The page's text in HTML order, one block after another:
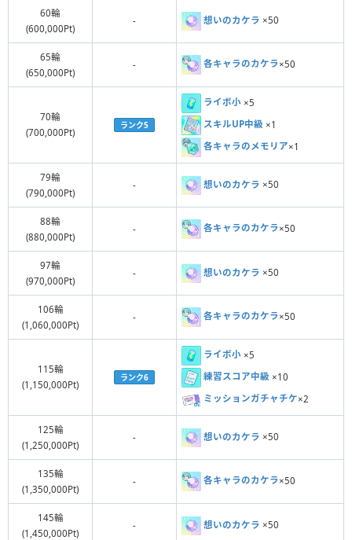
60輪
(600,000Pt)
- 想いのカケラ ×50
65輪
(650,000Pt)
- 各キャラのカケラ×50
70輪
(700,000Pt)
ランク5
ライボ小 ×5
スキルUP中級 ×1
各キャラのメモリア×1
79輪
(790,000Pt)
- 想いのカケラ ×50
88輪
(880,000Pt)
- 各キャラのカケラ×50
97輪
(970,000Pt)
- 想いのカケラ ×50
106輪
(1,060,000Pt)
- 各キャラのカケラ×50
115輪
(1,150,000Pt)
ランク6
ライボ小 ×5
練習スコア中級 ×10
ミッションガチャチケ×2
125輪
(1,250,000Pt)
- 想いのカケラ ×50
135輪
(1,350,000Pt)
- 各キャラのカケラ×50
145輪
(1,450,000Pt)
- 想いのカケラ ×50